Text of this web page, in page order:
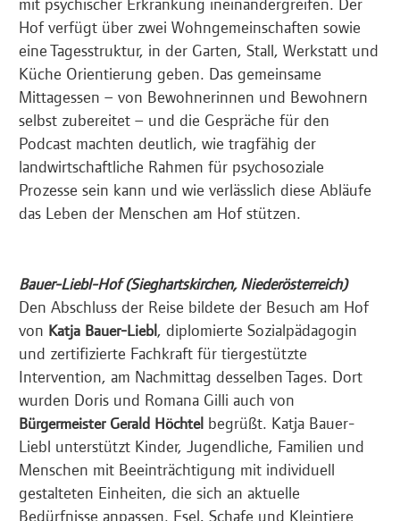
Hof verfügt über zwei Wohngemeinschaften sowie
eine Tagesstruktur, in der Garten, Stall, Werkstatt und
Küche Orientierung geben. Das gemeinsame
Mittagessen – von Bewohnerinnen und Bewohnern
selbst zubereitet – und die Gespräche für den
Podcast machten deutlich, wie tragfähig der
landwirtschaftliche Rahmen für psychosoziale
Prozesse sein kann und wie verlässlich diese Abläufe
das Leben der Menschen am Hof stützen.
Bauer-Liebl-Hof (Sieghartskirchen, Niederösterreich)
Den Abschluss der Reise bildete der Besuch am Hof
von Katja Bauer-Liebl, diplomierte Sozialpädagogin
und zertifizierte Fachkraft für tiergestützte
Intervention, am Nachmittag desselben Tages. Dort
wurden Doris und Romana Gilli auch von
Bürgermeister Gerald Höchtel begrüßt. Katja Bauer-
Liebl unterstützt Kinder, Jugendliche, Familien und
Menschen mit Beeinträchtigung mit individuell
gestalteten Einheiten, die sich an aktuelle
Bedürfnisse anpassen. Esel, Schafe und Kleintiere